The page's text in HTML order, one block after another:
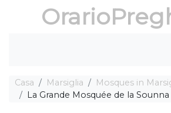
Casa Marsiglia
Mosques in
La Grande Mosquée de la Sounna